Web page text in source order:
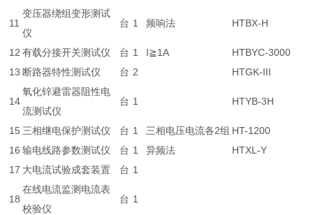
11
变压器绕组变形测试
仪
台 1 频响法 HTBX-H
12 有载分接开关测试仪 台 1 I≧1A
HTBYC-3000
13 断路器特性测试仪 台 2 HTGK-III
14
氧化锌避雷器阻性电
流测试仪
台 1 HTYB-3H
15 三相继电保护测试仪 台 1 三相电压电流各2组 HT-1200
16 输电线路参数测试仪 台 1 异频法
HTXL-Y
17 大电流试验成套装置 台 1
18
在线电流监测电流表
校验仪
台 1